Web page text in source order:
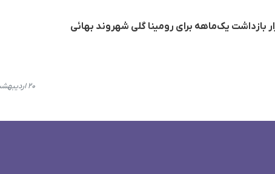
بازداشت یک‌ماهه برای رومینا گلی شهروند بهائی
۲۰ اردیبهشت ۱۴۰۵، ۱۸:۲۳